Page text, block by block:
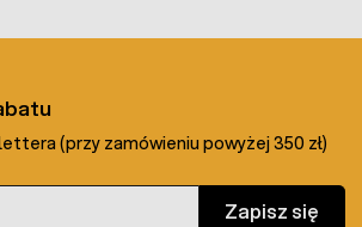
(przy zamówieniu powyżej 350 zł)
Zapisz się